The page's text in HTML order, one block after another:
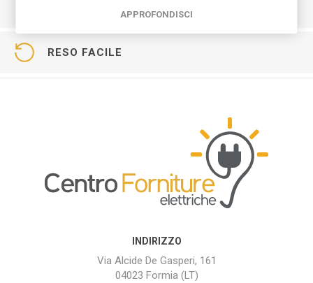
RESO FACILE
INDIRIZZO
Via Alcide De Gasperi, 161
04023 Formia (LT)
APPROFONDISCI